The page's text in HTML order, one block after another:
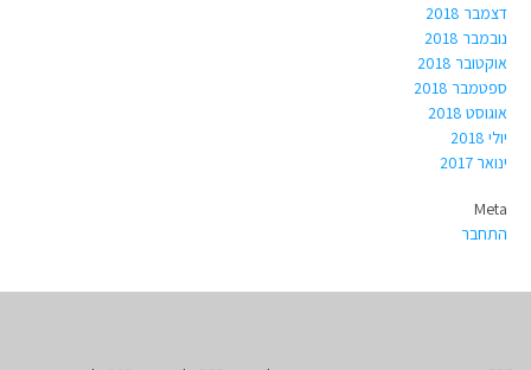
דצמבר 2018
נובמבר 2018
אוקטובר 2018
ספטמבר 2018
אוגוסט 2018
יולי 2018
ינואר 2017
Meta
התחבר